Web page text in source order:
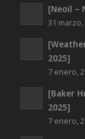
[Neoil –
31 marzo,
2025]
7 enero,
[Baker
2025]
7 enero,